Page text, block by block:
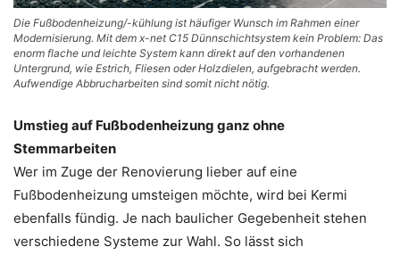
Die Fußbodenheizung/-kühlung ist häufiger Wunsch im Rahmen einer
Modernisierung. Mit dem x-net C15 Dünnschichtsystem kein Problem: Das
enorm flache und leichte System kann direkt auf den vorhandenen
Untergrund, wie Estrich, Fliesen oder Holzdielen, aufgebracht werden.
Aufwendige Abbrucharbeiten sind somit nicht nötig.
Umstieg auf Fußbodenheizung ganz ohne
Stemmarbeiten
Wer im Zuge der Renovierung lieber auf eine
Fußbodenheizung umsteigen möchte, wird bei Kermi
ebenfalls fündig. Je nach baulicher Gegebenheit stehen
verschiedene Systeme zur Wahl. So lässt sich